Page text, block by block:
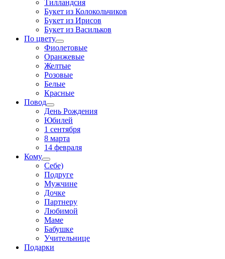
Тилландсия
Букет из Колокольчиков
Букет из Ирисов
Букет из Васильков
По цвету
Фиолетовые
Оранжевые
Желтые
Розовые
Белые
Красные
Повод
День Рождения
Юбилей
1 сентября
8 марта
14 февраля
Кому
Себе)
Подруге
Мужчине
Дочке
Партнеру
Любимой
Маме
Бабушке
Учительнице
Подарки